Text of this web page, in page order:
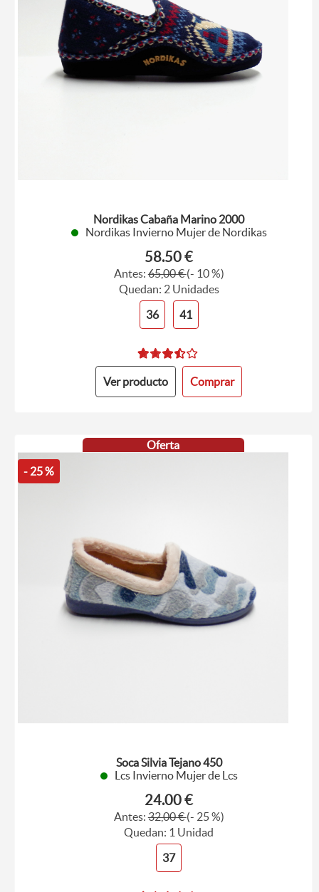
Nordikas Cabaña Marino 2000
Nordikas Invierno Mujer de Nordikas
58.50 €
Antes:65,00 €(- 10 %)
Quedan: 2 Unidades
36
41
Ver producto Comprar
Oferta
- 25 %
Soca Silvia Tejano 450
Lcs Invierno Mujer de Lcs
24.00 €
Antes:32,00 €(- 25 %)
Quedan: 1 Unidad
37